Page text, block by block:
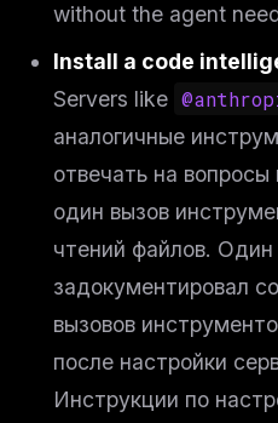
without the agent
Install a code
Servers like
аналогичные
отвечать на вопросы
один вызов
чтений файлов. Один
задокументировал
вызовов
после настройки
Инструкции по